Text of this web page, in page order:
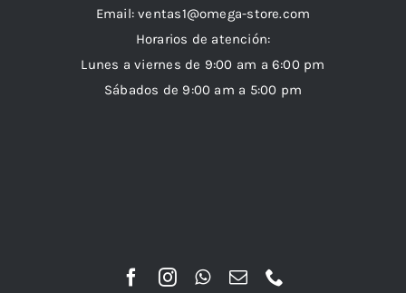
Email:ventas1@omega-store.com
Horarios de atención:
Lunes a viernes de 9:00 am a 6:00 pm
Sábados de 9:00 am a 5:00 pm